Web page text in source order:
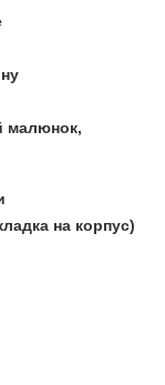
малюнок,
на корпус)